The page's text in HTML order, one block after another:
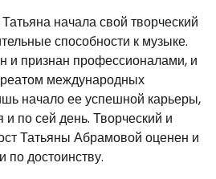
начала свой творческий
способности к музыке.
и признан профессионалами, и
международных
начало ее успешной карьеры,
и по сей день. Творческий и
Татьяны Абрамовой оценен и
по достоинству.